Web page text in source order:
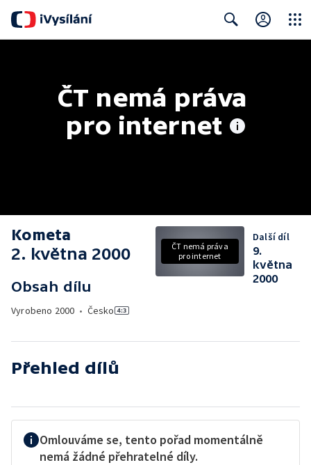
ČT nemá práva
pro internet
Kometa
2. května 2000
Obsah dílu
Vyrobeno 2000 • Česko
ČT nemá práva
pro internet
Další díl
9.
května
2000
Přehled dílů
Omlouváme se, tento pořad momentálně
nemá žádné přehratelné díly.